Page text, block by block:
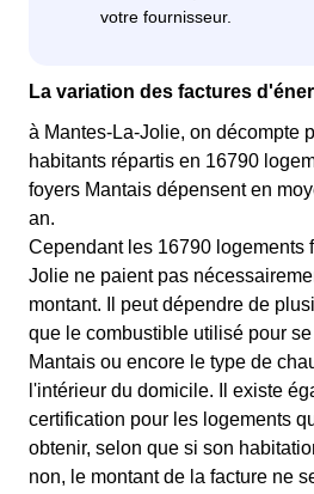
La variation des factures
à Mantes-La-Jolie, on décompte
habitants répartis en 16790
foyers Mantais dépensent en
an.
Cependant les 16790 logements
Jolie ne paient pas
montant. Il peut dépendre de
que le combustible utilisé pour
Mantais ou encore le type de
l'intérieur du domicile. Il existe
certification pour les logements
obtenir, selon que si son
non, le montant de la facture ne